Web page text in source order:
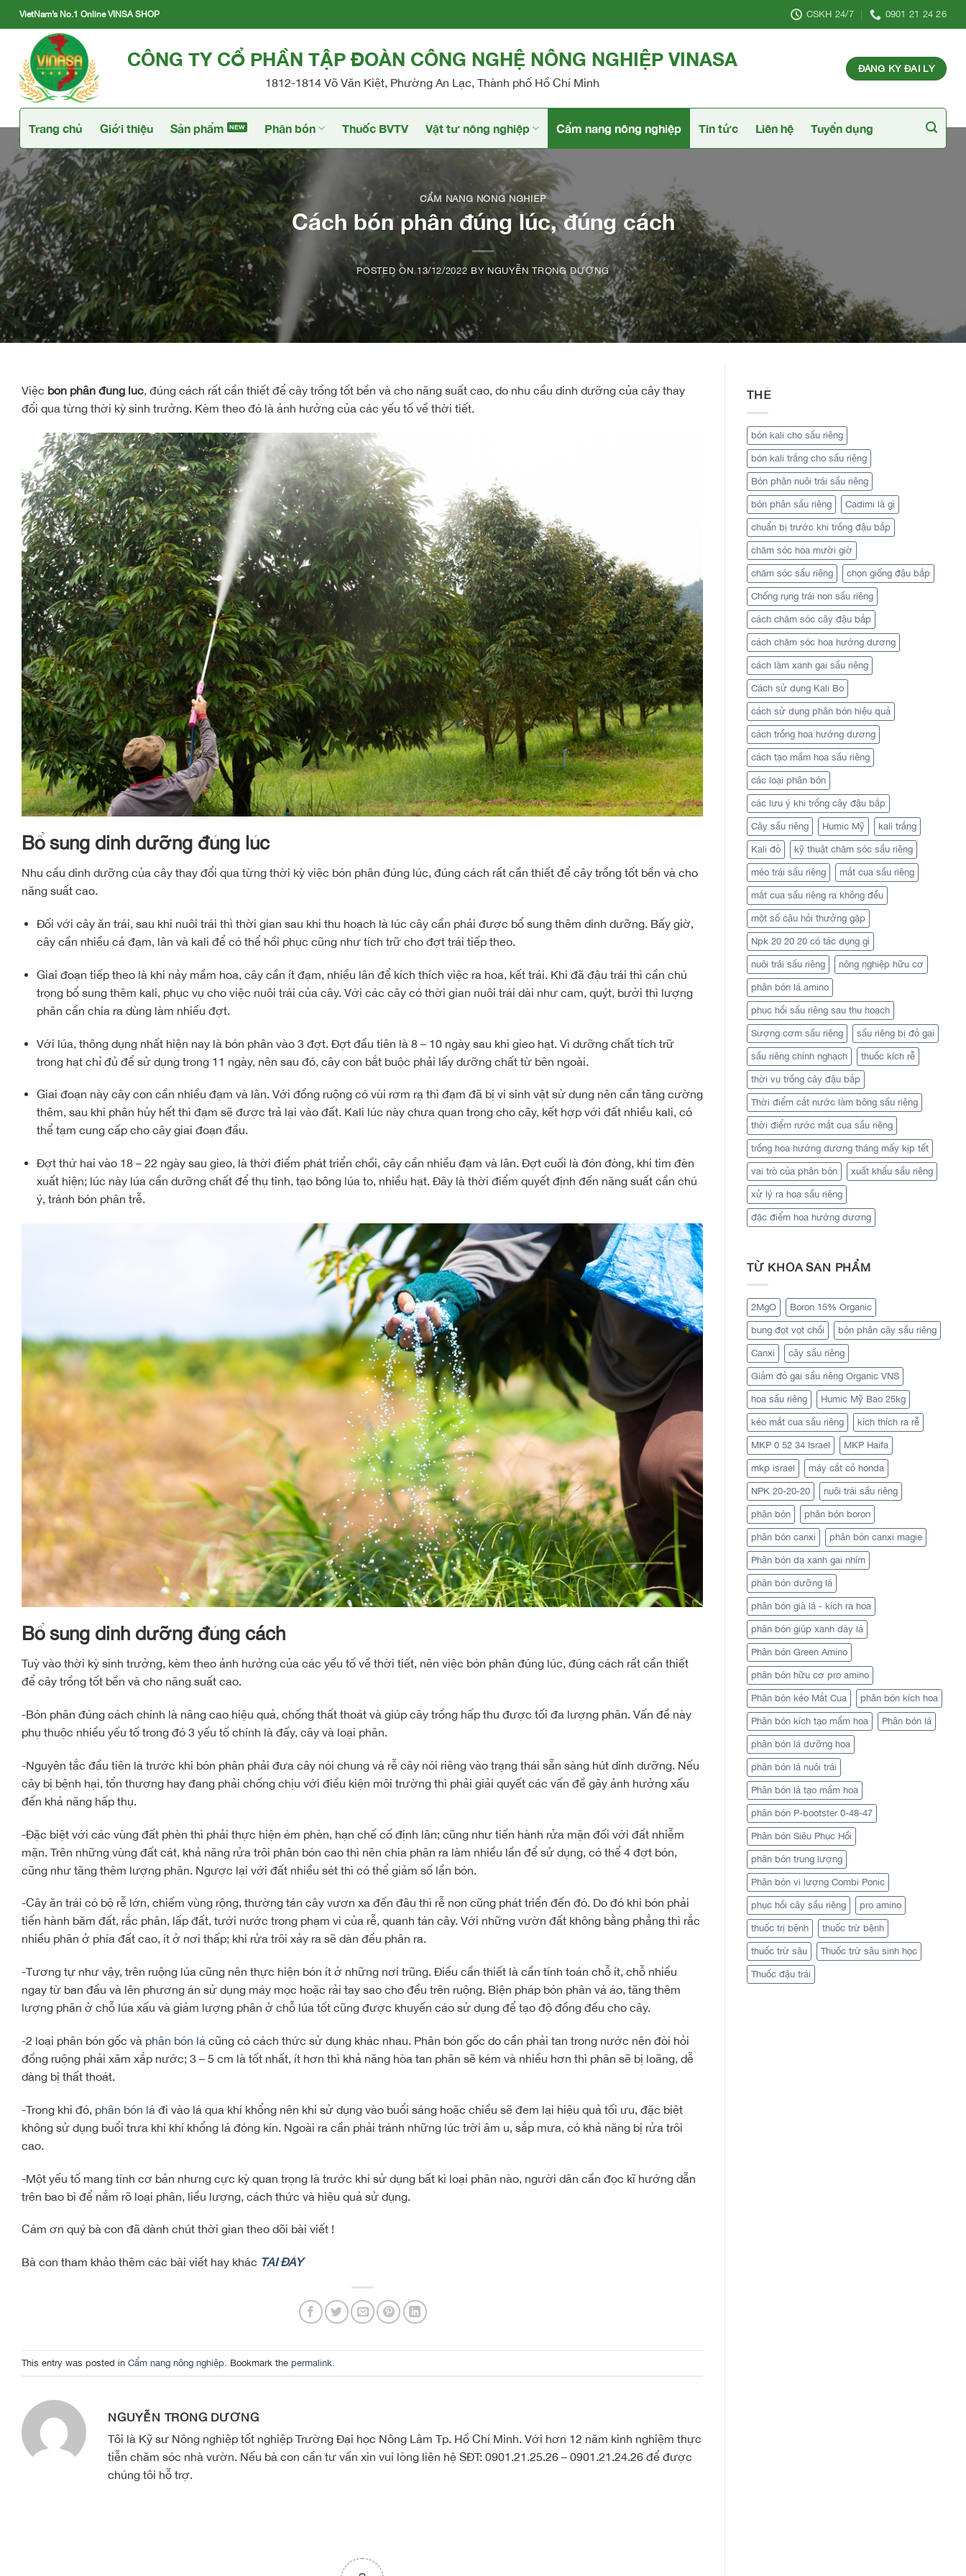
Skip
to
content
VietNam’s No.1 Online VINSA SHOP CSKH 24/7 0901 21 24 26
CÔNG TY CỔ PHẦN TẬP ĐOÀN CÔNG NGHỆ NÔNG NGHIỆP VINASA
1812-1814 Võ Văn Kiệt, Phường An Lạc, Thành phố Hồ Chí Minh
ĐĂNG KÝ ĐẠI LÝ
Trang chủ Giới thiệu Sản phẩm Phân bón Thuốc BVTV Vật tư nông nghiệp Cẩm nang nông nghiệp Tin tức Liên hệ Tuyển dụng
CẨM NANG NÔNG NGHIỆP
Cách bón phân đúng lúc, đúng cách
POSTED ON13/12/2022 BY NGUYỄN TRỌNG DƯƠNG
Việc bón phân đúng lúc, đúng cách rất cần thiết để cây trồng tốt bền và cho năng suất cao, do nhu cầu dinh dưỡng của cây thay
đổi qua từng thời kỳ sinh trưởng. Kèm theo đó là ảnh hưởng của các yếu tố về thời tiết.
Bổ sung dinh dưỡng đúng lúc
Nhu cầu dinh dưỡng của cây thay đổi qua từng thời kỳ việc bón phân đúng lúc, đúng cách rất cần thiết để cây trồng tốt bền và cho
năng suất cao.
Đối với cây ăn trái, sau khi nuôi trái thì thời gian sau khi thu hoạch là lúc cây cần phải được bổ sung thêm dinh dưỡng. Bấy giờ,
cây cần nhiều cả đạm, lân và kali để có thể hồi phục cũng như tích trữ cho đợt trái tiếp theo.
Giai đoạn tiếp theo là khi nảy mầm hoa, cây cần ít đạm, nhiều lân để kích thích việc ra hoa, kết trái. Khi đã đậu trái thì cần chú
trọng bổ sung thêm kali, phục vụ cho việc nuôi trái của cây. Với các cây có thời gian nuôi trái dài như cam, quýt, bưởi thì lượng
phân cần chia ra dùng làm nhiều đợt.
Với lúa, thông dụng nhất hiện nay là bón phân vào 3 đợt. Đợt đầu tiên là 8 – 10 ngày sau khi gieo hạt. Vì dưỡng chất tích trữ
trong hạt chỉ đủ để sử dụng trong 11 ngày, nên sau đó, cây con bắt buộc phải lấy dưỡng chất từ bên ngoài.
Giai đoạn này cây con cần nhiều đạm và lân. Với đồng ruộng có vùi rơm rạ thì đạm đã bị vi sinh vật sử dụng nên cần tăng cường
thêm, sau khi phân hủy hết thì đạm sẽ được trả lại vào đất. Kali lúc này chưa quan trọng cho cây, kết hợp với đất nhiều kali, có
thể tạm cung cấp cho cây giai đoạn đầu.
Đợt thứ hai vào 18 – 22 ngày sau gieo, là thời điểm phát triển chồi, cây cần nhiều đạm và lân. Đợt cuối là đón đòng, khi tim đèn
xuất hiện; lúc này lúa cần dưỡng chất để thụ tinh, tạo bông lúa to, nhiều hạt. Đây là thời điểm quyết định đến năng suất cần chú
ý, tránh bón phân trễ.
Bổ sung dinh dưỡng đúng cách
Tuỳ vào thời kỳ sinh trưởng, kèm theo ảnh hưởng của các yếu tố về thời tiết, nên việc bón phân đúng lúc, đúng cách rất cần thiết
để cây trồng tốt bền và cho năng suất cao.
-Bón phân đúng cách chính là nâng cao hiệu quả, chống thất thoát và giúp cây trồng hấp thu được tối đa lượng phân. Vấn đề này
phụ thuộc nhiều yếu tố trong đó 3 yếu tố chính là đấy, cây và loại phân.
-Nguyên tắc đầu tiên là trước khi bón phân phải đưa cây nói chung và rễ cây nói riêng vào trạng thái sẵn sàng hút dinh dưỡng. Nếu
cây bị bệnh hại, tổn thương hay đang phải chống chịu với điều kiện môi trường thì phải giải quyết các vấn đề gây ảnh hưởng xấu
đến khả năng hấp thụ.
-Đặc biệt với các vùng đất phèn thì phải thực hiện ém phèn, hạn chế cố định lân; cũng như tiến hành rửa mặn đối với đất nhiễm
mặn. Trên những vùng đất cát, khả năng rửa trôi phân bón cao thì nên chia phân ra làm nhiều lần để sử dụng, có thể 4 đợt bón,
cũng như tăng thêm lượng phân. Ngược lại với đất nhiều sét thì có thể giảm số lần bón.
-Cây ăn trái có bộ rễ lớn, chiếm vùng rộng, thường tán cây vươn xa đến đâu thì rễ non cũng phát triển đến đó. Do đó khi bón phải
tiến hành băm đất, rắc phân, lấp đất, tưới nước trong phạm vi của rễ, quanh tán cây. Với những vườn đất không bằng phẳng thì rắc
nhiều phân ở phía đất cao, ít ở nơi thấp; khi rửa trôi xảy ra sẽ dàn đều phân ra.
-Tương tự như vậy, trên ruộng lúa cũng nên thực hiện bón ít ở những nơi trũng. Điều cần thiết là cần tính toán chỗ ít, chỗ nhiều
ngay từ ban đầu và lên phương án sử dụng máy mọc hoặc rải tay sao cho đều trên ruộng. Biện pháp bón phân vá áo, tăng thêm
lượng phân ở chỗ lúa xấu và giảm lượng phân ở chỗ lúa tốt cũng được khuyến cáo sử dụng để tạo độ đồng đều cho cây.
-2 loại phân bón gốc và phân bón lá cũng có cách thức sử dụng khác nhau. Phân bón gốc do cần phải tan trong nước nên đòi hỏi
đồng ruộng phải xăm xắp nước; 3 – 5 cm là tốt nhất, ít hơn thì khả năng hòa tan phân sẽ kém và nhiều hơn thì phân sẽ bị loãng, dễ
dàng bị thất thoát.
-Trong khi đó, phân bón lá đi vào lá qua khí khổng nên khi sử dụng vào buổi sáng hoặc chiều sẽ đem lại hiệu quả tối ưu, đặc biệt
không sử dụng buổi trưa khi khí khổng lá đóng kín. Ngoài ra cần phải tránh những lúc trời âm u, sắp mưa, có khả năng bị rửa trôi
cao.
-Một yếu tố mang tính cơ bản nhưng cực kỳ quan trọng là trước khi sử dụng bất kì loại phân nào, người dân cần đọc kĩ hướng dẫn
trên bao bì để nắm rõ loại phân, liều lượng, cách thức và hiệu quả sử dụng.
Cám ơn quý bà con đã dành chút thời gian theo dõi bài viết !
Bà con tham khảo thêm các bài viết hay khác TẠI ĐÂY
This entry was posted in Cẩm nang nông nghiệp . Bookmark the permalink
NGUYỄN TRỌNG DƯƠNG
Tôi là Kỹ sư Nông nghiệp tốt nghiệp Trường Đại học Nông Lâm Tp. Hồ Chí Minh. Với hơn 12 năm kinh nghiệm thực
tiễn chăm sóc nhà vườn. Nếu bà con cần tư vấn xin vui lòng liên hệ SĐT: 0901.21.25.26 – 0901.21.24.26 để được
chúng tôi hỗ trợ.
THẺ
bón kali cho sầu riêng
bón kali trắng cho sầu riêng
Bón phân nuôi trái sầu riêng
bón phân sầu riêng Cadimi là gì
chuẩn bị trước khi trồng đậu bắp
chăm sóc hoa mười giờ
chăm sóc sầu riêng chọn giống đậu bắp
Chống rụng trái non sầu riêng
cách chăm sóc cây đậu bắp
cách chăm sóc hoa hướng dương
cách làm xanh gai sầu riêng
Cách sử dụng Kali Bo
cách sử dụng phân bón hiệu quả
cách trồng hoa hướng dương
cách tạo mầm hoa sầu riêng
các loại phân bón
các lưu ý khi trồng cây đậu bắp
Cây sầu riêng Humic Mỹ kali trắng
Kali đỏ kỹ thuật chăm sóc sầu riêng
méo trái sầu riêng mắt cua sầu riêng
mắt cua sầu riêng ra không đều
một số câu hỏi thưởng gặp
Npk 20 20 20 có tác dụng gì
nuôi trái sầu riêng nông nghiệp hữu cơ
phân bón lá amino
phục hồi sầu riêng sau thu hoạch
Sượng cơm sầu riêng sầu riêng bị đỏ gai
sầu riêng chính nghạch thuốc kích rễ
thời vụ trồng cây đậu bắp
Thời điểm cắt nước làm bông sầu riêng
thời điểm rước mắt cua sầu riêng
trồng hoa hướng dương tháng mấy kịp tết
vai trò của phân bón xuất khẩu sầu riêng
xử lý ra hoa sầu riêng
đặc điểm hoa hướng dương
TỪ KHÓA SẢN PHẨM
2MgO Boron 15% Organic
bung đọt vọt chồi bón phân cây sầu riêng
Canxi cây sầu riêng
Giảm đỏ gai sầu riêng Organic VNS
hoa sầu riêng Humic Mỹ Bao 25kg
kéo mắt cua sầu riêng kích thích ra rễ
MKP 0 52 34 Israel MKP Haifa
mkp israel máy cắt cỏ honda
NPK 20-20-20 nuôi trái sầu riêng
phân bón phân bón boron
phân bón canxi phân bón canxi magie
Phân bón da xanh gai nhím
phân bón dưỡng lá
phân bón già lá - kích ra hoa
phân bón giúp xanh dày lá
Phân bón Green Amino
phân bón hữu cơ pro amino
Phân bón kéo Mắt Cua phân bón kích hoa
Phân bón kích tạo mầm hoa Phân bón lá
phân bón lá dưỡng hoa
phân bón lá nuôi trái
Phân bón lá tạo mầm hoa
phân bón P-bootster 0-48-47
Phân bón Siêu Phục Hồi
phân bón trung lượng
Phân bón vi lượng Combi Ponic
phục hồi cây sầu riêng pro amino
thuốc trị bệnh thuốc trừ bệnh
thuốc trừ sâu Thuốc trừ sâu sinh học
Thuốc đậu trái